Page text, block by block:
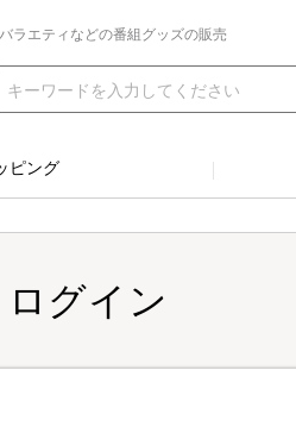
ラエティなどの番組グッズの販売
ピング
ログイン